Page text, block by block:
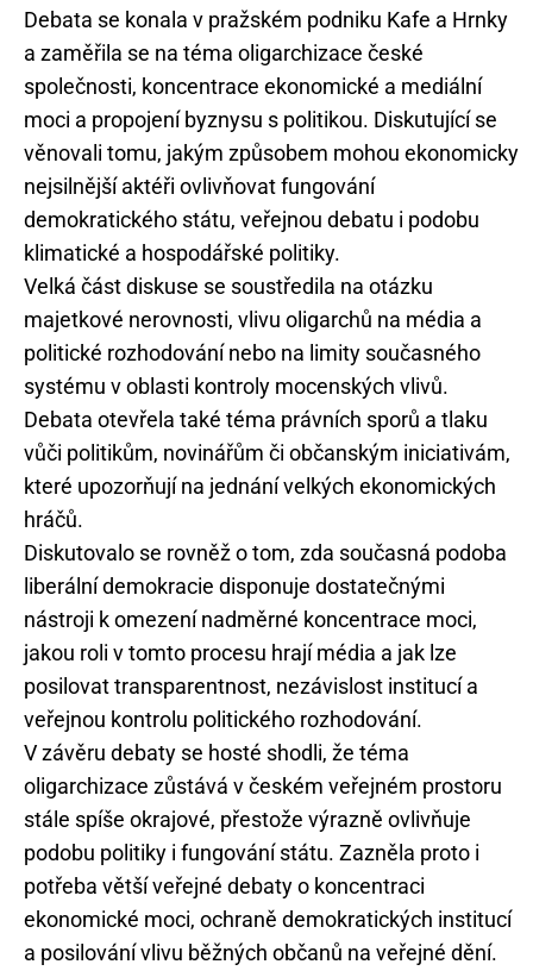
Debata se konala v pražském podniku Kafe a Hrnky
a zaměřila se na téma oligarchizace české
společnosti, koncentrace ekonomické a mediální
moci a propojení byznysu s politikou. Diskutující se
věnovali tomu, jakým způsobem mohou ekonomicky
nejsilnější aktéři ovlivňovat fungování
demokratického státu, veřejnou debatu i podobu
klimatické a hospodářské politiky.
Velká část diskuse se soustředila na otázku
majetkové nerovnosti, vlivu oligarchů na média a
politické rozhodování nebo na limity současného
systému v oblasti kontroly mocenských vlivů.
Debata otevřela také téma právních sporů a tlaku
vůči politikům, novinářům či občanským iniciativám,
které upozorňují na jednání velkých ekonomických
hráčů.
Diskutovalo se rovněž o tom, zda současná podoba
liberální demokracie disponuje dostatečnými
nástroji k omezení nadměrné koncentrace moci,
jakou roli v tomto procesu hrají média a jak lze
posilovat transparentnost, nezávislost institucí a
veřejnou kontrolu politického rozhodování.
V závěru debaty se hosté shodli, že téma
oligarchizace zůstává v českém veřejném prostoru
stále spíše okrajové, přestože výrazně ovlivňuje
podobu politiky i fungování státu. Zazněla proto i
potřeba větší veřejné debaty o koncentraci
ekonomické moci, ochraně demokratických institucí
a posilování vlivu běžných občanů na veřejné dění.